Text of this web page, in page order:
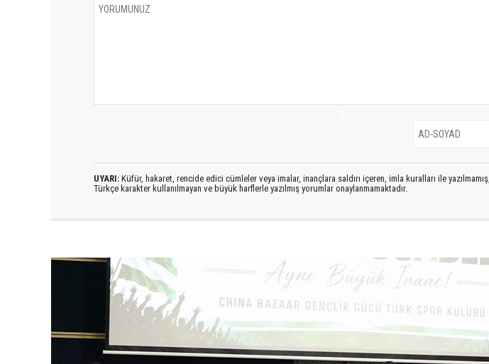
UYARI: Küfür, hakaret, rencide edici cümleler veya imalar, inançlara saldırı içeren, imla kuralları ile yazılmamış,
Türkçe karakter kullanılmayan ve büyük harflerle yazılmış yorumlar onaylanmamaktadır.